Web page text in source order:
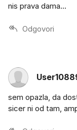
nis prava dama...
Odgovori
sem opazla, da
sicer ni od tam,